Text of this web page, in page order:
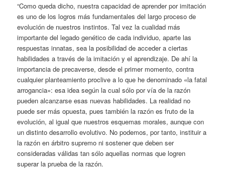
“Como queda dicho, nuestra capacidad de aprender por imitación
es uno de los logros más fundamentales del largo proceso de
evolución de nuestros instintos. Tal vez la cualidad más
importante del legado genético de cada individuo, aparte las
respuestas innatas, sea la posibilidad de acceder a ciertas
habilidades a través de la imitación y el aprendizaje. De ahí la
importancia de precaverse, desde el primer momento, contra
cualquier planteamiento proclive a lo que he denominado «la fatal
arrogancia»: esa idea según la cual sólo por vía de la razón
pueden alcanzarse esas nuevas habilidades. La realidad no
puede ser más opuesta, pues también la razón es fruto de la
evolución, al igual que nuestros esquemas morales, aunque con
un distinto desarrollo evolutivo. No podemos, por tanto, instituir a
la razón en árbitro supremo ni sostener que deben ser
consideradas válidas tan sólo aquellas normas que logren
superar la prueba de la razón.